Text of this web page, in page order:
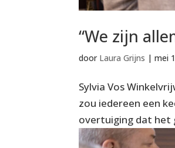
“We zijn
door Laura Grijns |mei
Sylvia Vos
zou iedereen een
overtuiging dat het